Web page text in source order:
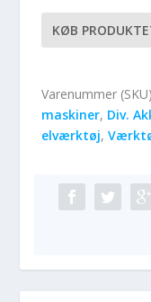
KØB
Varenummer
maskiner, Div.
elværktøj,